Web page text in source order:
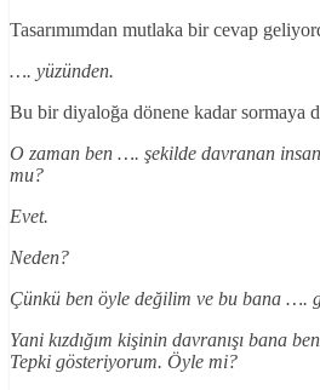
Tasarımımdan mutlaka bir cevap
…. yüzünden.
Bu bir diyaloğa dönene kadar sormaya
O zaman ben …. şekilde davranan
mu?
Evet.
Neden?
Çünkü ben öyle değilim ve bu bana ….
Yani kızdığım kişinin davranışı bana
Tepki gösteriyorum. Öyle mi?